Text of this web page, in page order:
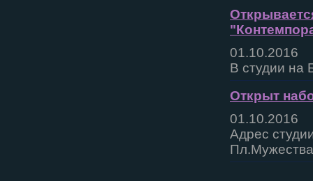
01.10.2016
В студии на
Открыт
01.10.2016
Адрес